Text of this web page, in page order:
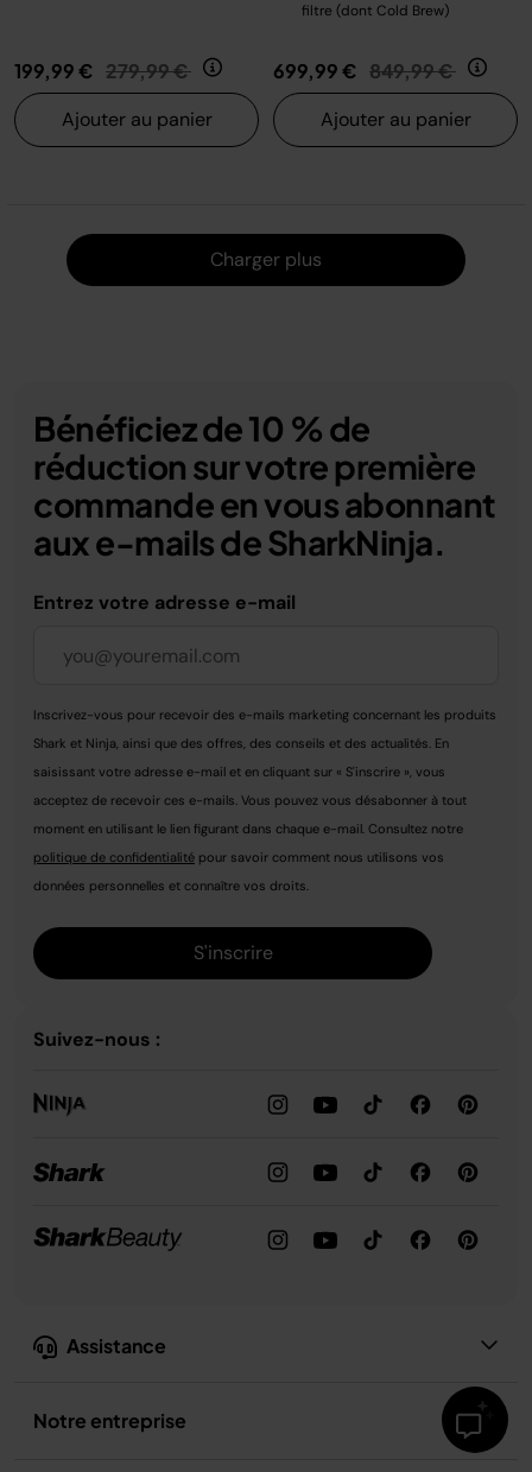
199,99 € Prix réduit de
279,99 € au
Ajouter au panier
filtre (dont Cold Brew)
699,99 € Prix réduit de
849,99 € au
Ajouter au panier
Charger plus
Assistance
Notre entreprise
Bénéficiez de 10 % de
réduction sur votre première
commande en vous abonnant
aux e-mails de SharkNinja.
Entrez votre adresse e-mail
Inscrivez-vous pour recevoir des e-mails marketing concernant les produits
Shark et Ninja, ainsi que des offres, des conseils et des actualités. En
saisissant votre adresse e-mail et en cliquant sur « S'inscrire », vous
acceptez de recevoir ces e-mails. Vous pouvez vous désabonner à tout
moment en utilisant le lien figurant dans chaque e-mail. Consultez notre
politique de confidentialité pour savoir comment nous utilisons vos
données personnelles et connaître vos droits.
S'inscrire
Suivez-nous :